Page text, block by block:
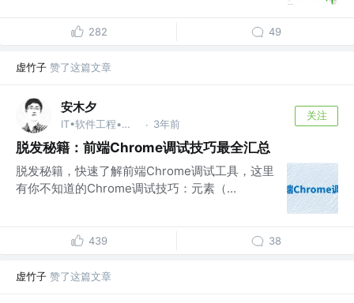
282 49
虚竹子 赞了这篇文章
安木夕
IT•软件工程•代码开发 @成都-广州 · 3年前
关注
脱发秘籍：前端Chrome调试技巧最全汇总
脱发秘籍，快速了解前端Chrome调试工具，这里
有你不知道的Chrome调试技巧：元素（...
439 38
虚竹子 赞了这篇文章